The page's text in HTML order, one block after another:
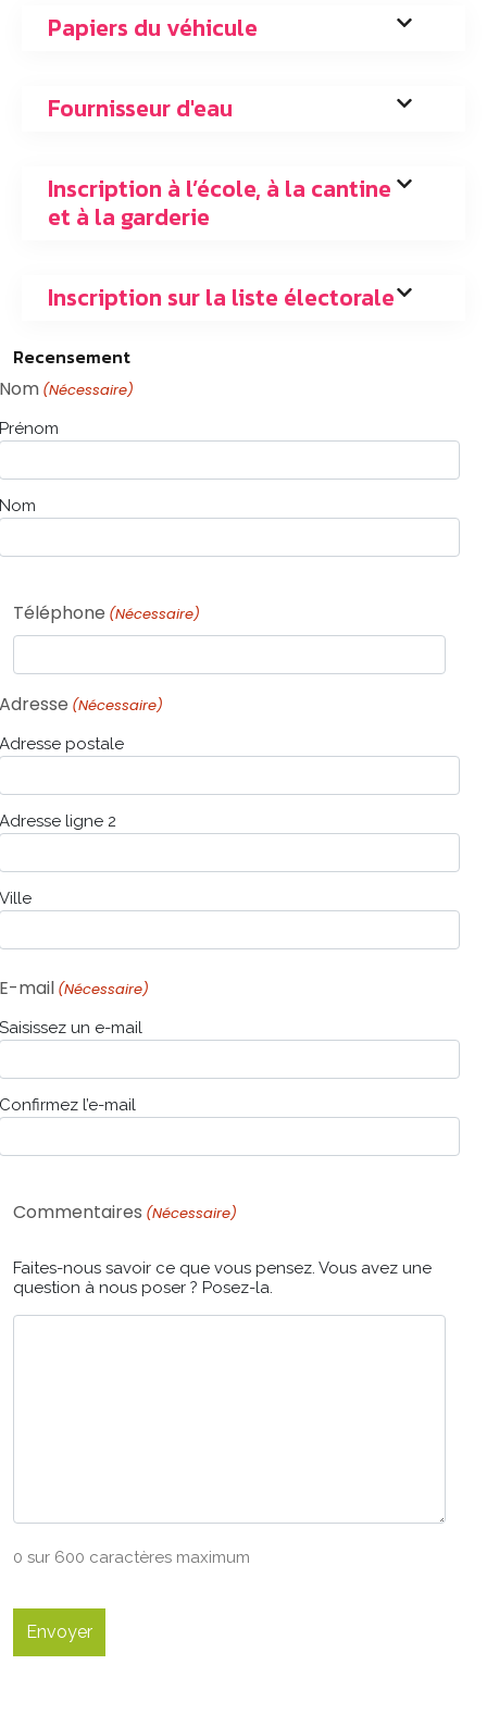
Papiers du véhicule
Fournisseur d'eau
Inscription à l’école, à la cantine
et à la garderie
Inscription sur la liste électorale
Recensement
Nom (Nécessaire)
Prénom
Nom
Téléphone (Nécessaire)
Adresse (Nécessaire)
Adresse postale
Adresse ligne 2
Ville
E-mail (Nécessaire)
Saisissez un e-mail
Confirmez l’e-mail
Commentaires (Nécessaire)
Faites-nous savoir ce que vous pensez. Vous avez une
question à nous poser ? Posez-la.
0 sur 600 caractères maximum